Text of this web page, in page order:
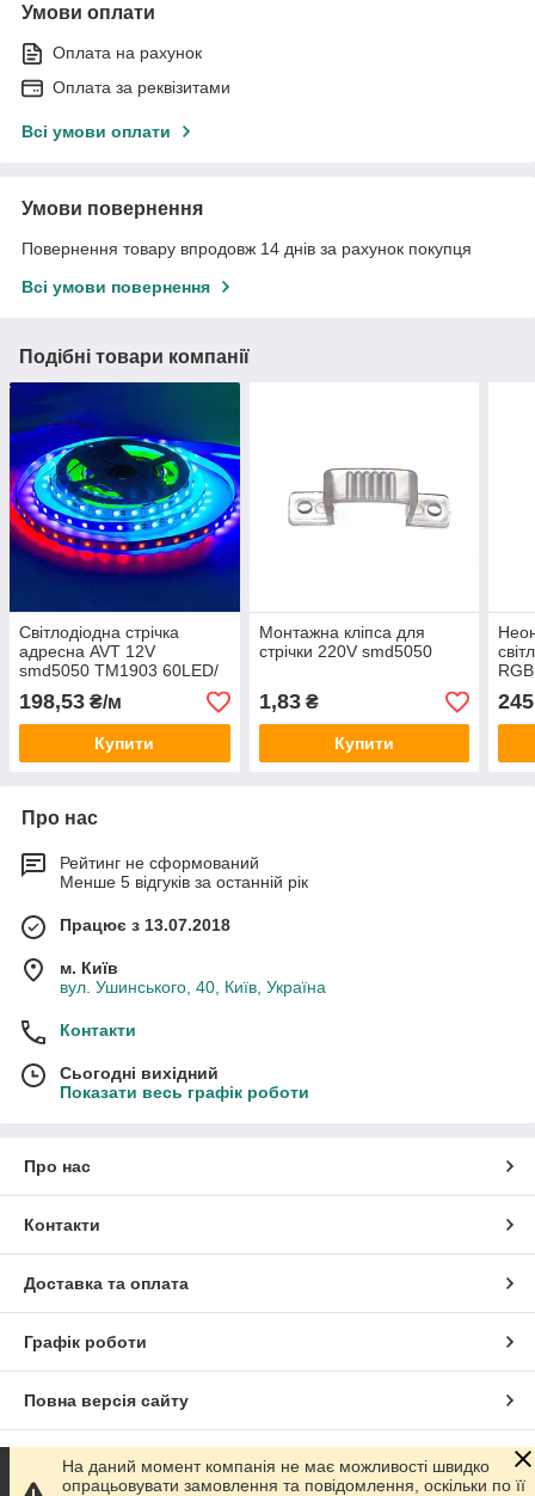
Умови оплати
Оплата на рахунок
Оплата за реквізитами
Всі умови оплати
Умови повернення
Повернення товару впродовж 14 днів за рахунок покупця
Всі умови повернення
Подібні товари компанії
Світлодіодна стрічка
адресна AVT 12V
smd5050 TM1903 60LED/
м IP20
198,53 ₴/м
Купити
Монтажна кліпса для
стрічки 220V smd5050
1,83₴
Купити
Про нас
Рейтинг не сформований
Менше 5 відгуків за останній рік
Працює з 13.07.2018
м. Київ
вул. Ушинського, 40, Київ, Україна
Контакти
Сьогодні вихідний
Показати весь графік роботи
Про нас
Контакти
Доставка та оплата
Графік роботи
Повна версія сайту
Сайт створено на маркетплейсіProm.ua
На даний момент компанія не має можливості швидко
опрацьовувати замовлення та повідомлення, оскільки по її